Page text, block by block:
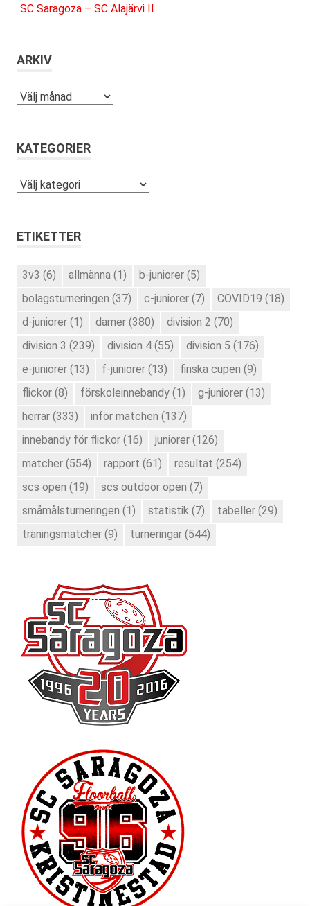
SC Saragoza – SC Alajärvi II
ARKIV
Arkiv
KATEGORIER
Kategorier
ETIKETTER
3v3 (6) allmänna (1) b-juniorer (5)
bolagsturneringen (37) c-juniorer (7) COVID19 (18)
d-juniorer (1) damer (380) division 2 (70)
division 3 (239) division 4 (55) division 5 (176)
e-juniorer (13) f-juniorer (13) finska cupen (9)
flickor (8) förskoleinnebandy (1) g-juniorer (13)
herrar (333) inför matchen (137)
innebandy för flickor (16) juniorer (126)
matcher (554) rapport (61) resultat (254)
scs open (19) scs outdoor open (7)
småmålsturneringen (1) statistik (7) tabeller (29)
träningsmatcher (9) turneringar (544)